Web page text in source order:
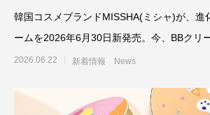
韓国コスメブランドMISSHA(ミシャ)が、進
ームを2026年6月30日新発売。今、BBクリ
進化した
2026.06.22 新着情報 News